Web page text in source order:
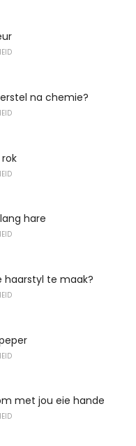
na chemie?
hare
haarstyl te maak?
met jou eie hande